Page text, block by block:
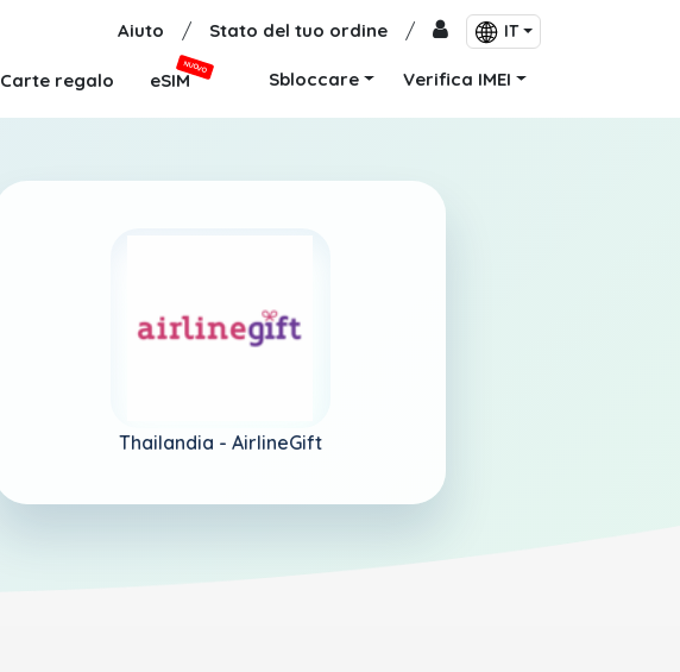
Aiuto / Stato del tuo ordine / IT
Carte regalo eSIM
NUOVO
Sbloccare Verifica IMEI
Thailandia - AirlineGift